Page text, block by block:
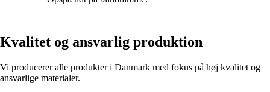
Kvalitet og ansvarlig produktion
Vi producerer alle produkter i Danmark med fokus på høj kvalitet og
ansvarlige materialer.